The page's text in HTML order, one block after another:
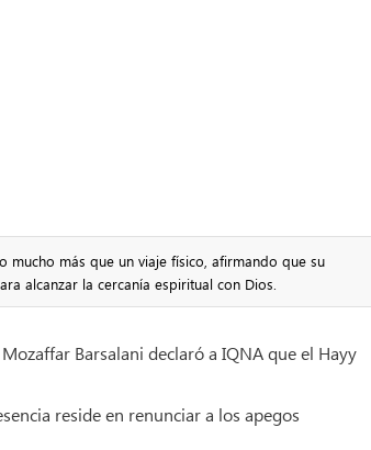
más que un viaje físico, afirmando que su
alcanzar la cercanía espiritual con Dios.
Barsalani declaró a IQNA que el Hayy
reside en renunciar a los apegos